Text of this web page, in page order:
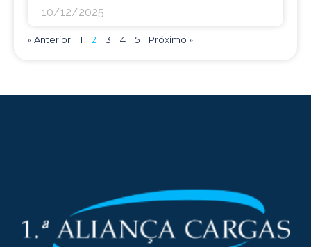
10/12/2025
« Anterior 1 2 3 4 5 Próximo »